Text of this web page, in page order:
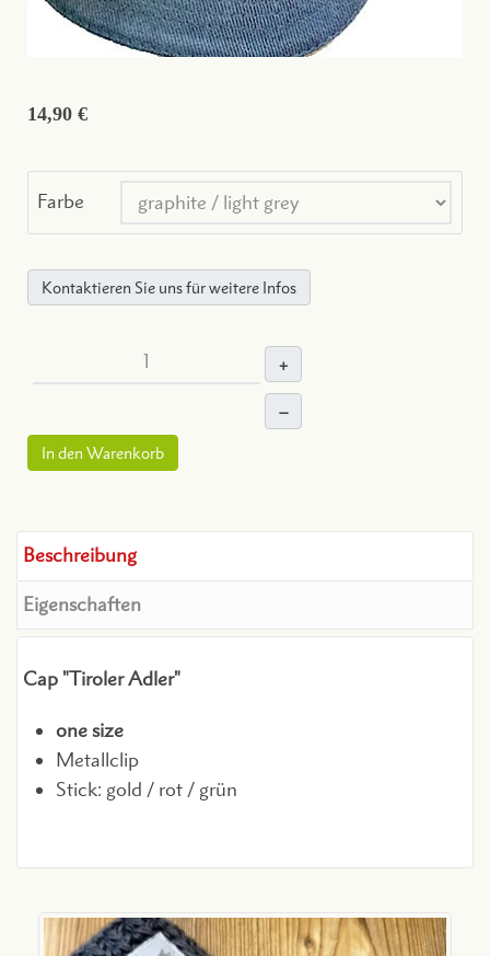
14,90 €
Farbe
Kontaktieren Sie uns für weitere Infos
+
–
In den Warenkorb
Beschreibung
Eigenschaften
Cap "Tiroler Adler"
one size
Metallclip
Stick: gold / rot / grün